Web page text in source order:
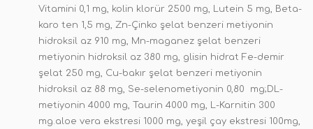
Vitamini 0,1 mg, kolin klorür 2500 mg, Lutein 5 mg, Beta-
karo ten 1,5 mg, Zn-Çinko şelat benzeri metiyonin
hidroksil az 910 mg, Mn-maganez şelat benzeri
metiyonin hidroksil az 380 mg, glisin hidrat Fe-demir
şelat 250 mg, Cu-bakır şelat benzeri metiyonin
hidroksil az 88 mg, Se-selenometiyonin 0,80 mg;DL-
metiyonin 4000 mg, Taurin 4000 mg, L-Karnitin 300
mg.aloe vera ekstresi 1000 mg, yeşil çay ekstresi 100mg,